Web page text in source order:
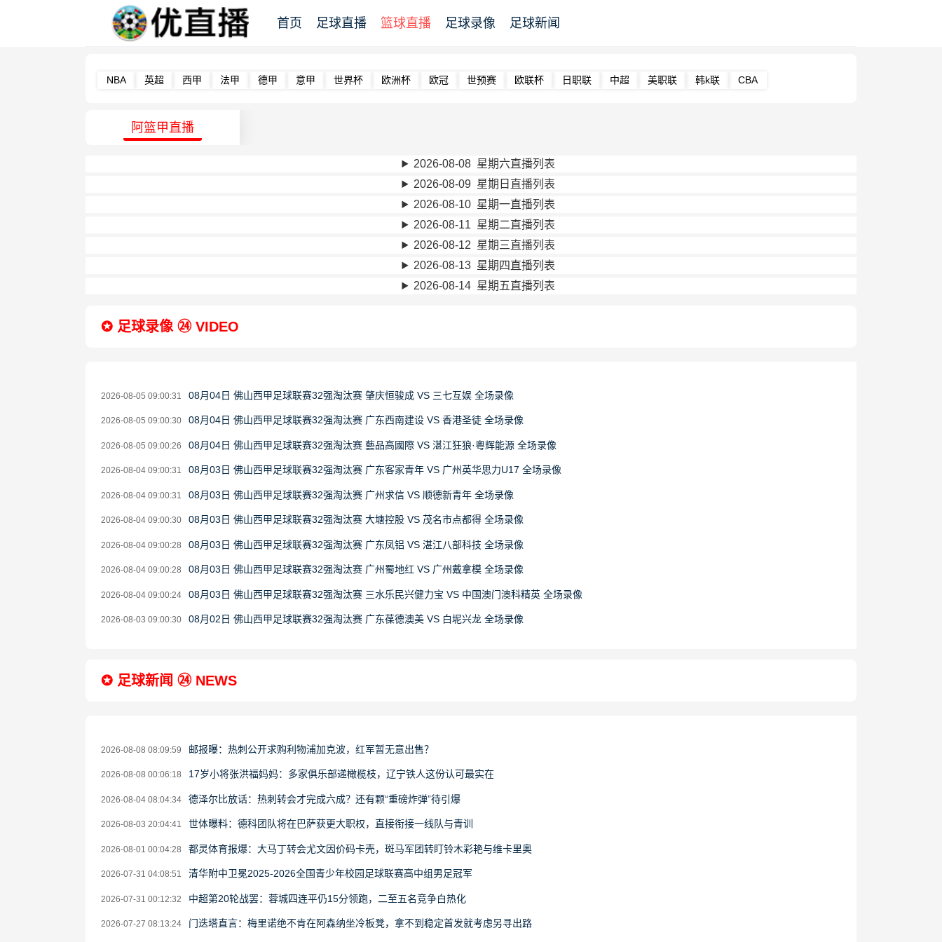
首页 足球直播 篮球直播 足球录像 足球新闻
NBA 英超 西甲 法甲 德甲 意甲 世界杯 欧洲杯 欧冠 世预赛 欧联杯 日职联 中超 美职联 韩k联 CBA
阿篮甲直播
2026-08-08 星期六直播列表
2026-08-09 星期日直播列表
2026-08-10 星期一直播列表
2026-08-11 星期二直播列表
2026-08-12 星期三直播列表
2026-08-13 星期四直播列表
2026-08-14 星期五直播列表
✪ 足球录像 ㉔ VIDEO
2026-08-05 09:00:31 08月04日 佛山西甲足球联赛32强淘汰赛 肇庆恒骏成 VS 三七互娱 全场录像
2026-08-05 09:00:30 08月04日 佛山西甲足球联赛32强淘汰赛 广东西南建设 VS 香港圣徒 全场录像
2026-08-05 09:00:26 08月04日 佛山西甲足球联赛32强淘汰赛 藝品高國際 VS 湛江狂狼·粵辉能源 全场录像
2026-08-04 09:00:31 08月03日 佛山西甲足球联赛32强淘汰赛 广东客家青年 VS 广州英华思力U17 全场录像
2026-08-04 09:00:31 08月03日 佛山西甲足球联赛32强淘汰赛 广州求信 VS 顺德新青年 全场录像
2026-08-04 09:00:30 08月03日 佛山西甲足球联赛32强淘汰赛 大塘控股 VS 茂名市点都得 全场录像
2026-08-04 09:00:28 08月03日 佛山西甲足球联赛32强淘汰赛 广东凤铝 VS 湛江八部科技 全场录像
2026-08-04 09:00:28 08月03日 佛山西甲足球联赛32强淘汰赛 广州蜀地红 VS 广州戴拿模 全场录像
2026-08-04 09:00:24 08月03日 佛山西甲足球联赛32强淘汰赛 三水乐民兴健力宝 VS 中国澳门澳科精英 全场录像
2026-08-03 09:00:30 08月02日 佛山西甲足球联赛32强淘汰赛 广东葆德澳美 VS 白坭兴龙 全场录像
✪ 足球新闻 ㉔ NEWS
2026-08-08 08:09:59 邮报曝：热刺公开求购利物浦加克波，红军暂无意出售？
2026-08-08 00:06:18 17岁小将张洪福妈妈：多家俱乐部递橄榄枝，辽宁铁人这份认可最实在
2026-08-04 08:04:34 德泽尔比放话：热刺转会才完成六成？还有颗“重磅炸弹”待引爆
2026-08-03 20:04:41 世体曝料：德科团队将在巴萨获更大职权，直接衔接一线队与青训
2026-08-01 00:04:28 都灵体育报爆：大马丁转会尤文因价码卡壳，斑马军团转盯铃木彩艳与维卡里奥
2026-07-31 04:08:51 清华附中卫冕2025-2026全国青少年校园足球联赛高中组男足冠军
2026-07-31 00:12:32 中超第20轮战罢：蓉城四连平仍15分领跑，二至五名竞争白热化
2026-07-27 08:13:24 门迭塔直言：梅里诺绝不肯在阿森纳坐冷板凳，拿不到稳定首发就考虑另寻出路